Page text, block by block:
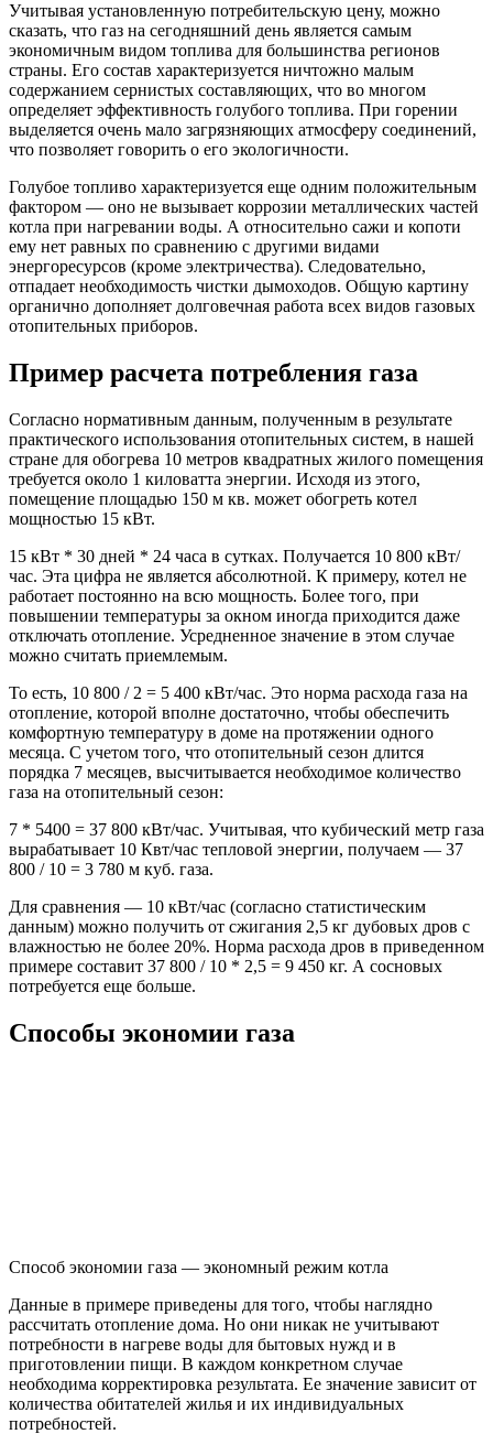
Учитывая установленную потребительскую цену, можно
сказать, что газ на сегодняшний день является самым
экономичным видом топлива для большинства регионов
страны. Его состав характеризуется ничтожно малым
содержанием сернистых составляющих, что во многом
определяет эффективность голубого топлива. При горении
выделяется очень мало загрязняющих атмосферу соединений,
что позволяет говорить о его экологичности.
Голубое топливо характеризуется еще одним положительным
фактором — оно не вызывает коррозии металлических частей
котла при нагревании воды. А относительно сажи и копоти
ему нет равных по сравнению с другими видами
энергоресурсов (кроме электричества). Следовательно,
отпадает необходимость чистки дымоходов. Общую картину
органично дополняет долговечная работа всех видов газовых
отопительных приборов.
Пример расчета потребления газа
Согласно нормативным данным, полученным в результате
практического использования отопительных систем, в нашей
стране для обогрева 10 метров квадратных жилого помещения
требуется около 1 киловатта энергии. Исходя из этого,
помещение площадью 150 м кв. может обогреть котел
мощностью 15 кВт.
15 кВт * 30 дней * 24 часа в сутках. Получается 10 800 кВт/
час. Эта цифра не является абсолютной. К примеру, котел не
работает постоянно на всю мощность. Более того, при
повышении температуры за окном иногда приходится даже
отключать отопление. Усредненное значение в этом случае
можно считать приемлемым.
То есть, 10 800 / 2 = 5 400 кВт/час. Это норма расхода газа на
отопление, которой вполне достаточно, чтобы обеспечить
комфортную температуру в доме на протяжении одного
месяца. С учетом того, что отопительный сезон длится
порядка 7 месяцев, высчитывается необходимое количество
газа на отопительный сезон:
7 * 5400 = 37 800 кВт/час. Учитывая, что кубический метр газа
вырабатывает 10 Квт/час тепловой энергии, получаем — 37
800 / 10 = 3 780 м куб. газа.
Для сравнения — 10 кВт/час (согласно статистическим
данным) можно получить от сжигания 2,5 кг дубовых дров с
влажностью не более 20%. Норма расхода дров в приведенном
примере составит 37 800 / 10 * 2,5 = 9 450 кг. А сосновых
потребуется еще больше.
Способы экономии газа
Способ экономии газа — экономный режим котла
Данные в примере приведены для того, чтобы наглядно
рассчитать отопление дома. Но они никак не учитывают
потребности в нагреве воды для бытовых нужд и в
приготовлении пищи. В каждом конкретном случае
необходима корректировка результата. Ее значение зависит от
количества обитателей жилья и их индивидуальных
потребностей.